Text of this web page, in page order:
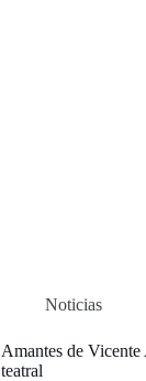
Noticias
Amantes de
teatral